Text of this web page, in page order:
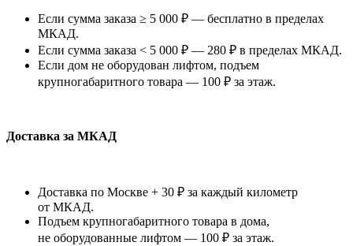
Если сумма заказа ≥ 5 000 ₽ — бесплатно в пределах
МКАД.
Если сумма заказа < 5 000 ₽ — 280 ₽ в пределах МКАД.
Если дом не оборудован лифтом, подъем
крупногабаритного товара — 100 ₽ за этаж.
Доставка за МКАД
Доставка по Москве + 30 ₽ за каждый километр
от МКАД.
Подъем крупногабаритного товара в дома,
не оборудованные лифтом — 100 ₽ за этаж.